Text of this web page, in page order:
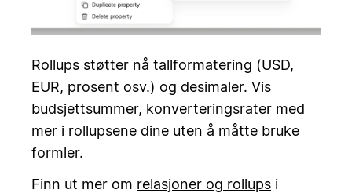
Rollups støtter nå tallformatering (USD,
EUR, prosent osv.) og desimaler. Vis
budsjettsummer, konverteringsrater med
mer i rollupsene dine uten å måtte bruke
formler.
Finn ut mer om relasjoner og rollups i